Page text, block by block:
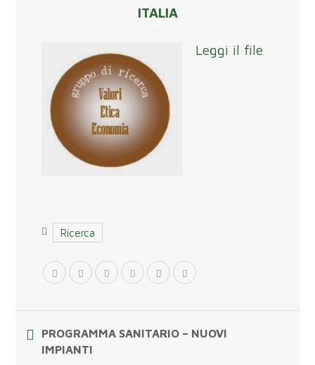
ITALIA
Leggi il file
Ricerca
PROGRAMMA SANITARIO – NUOVI
IMPIANTI